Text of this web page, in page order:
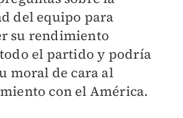
del equipo para
su rendimiento
el partido y podría
moral de cara al
con el América.